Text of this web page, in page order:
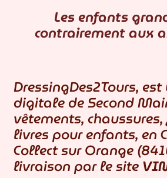
Les enfants
contrairement aux
DressingDes2Tours,
digitale de Second
vêtements,
livres pour enfants, en
Collect sur Orange
livraison par le site